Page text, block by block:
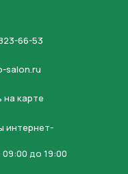
66-53
salon.ru
карте
интернет-
до 19:00